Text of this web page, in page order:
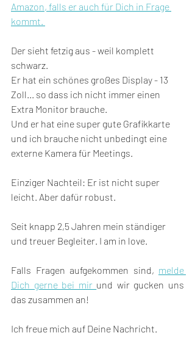
Amazon, falls er auch für Dich in Frage
kommt.
Der sieht fetzig aus - weil komplett
schwarz.
Er hat ein schönes großes Display - 13
Zoll... so dass ich nicht immer einen
Extra Monitor brauche.
Und er hat eine super gute Grafikkarte
und ich brauche nicht unbedingt eine
externe Kamera für Meetings.
Einziger Nachteil: Er ist nicht super
leicht. Aber dafür robust.
Seit knapp 2,5 Jahren mein ständiger
und treuer Begleiter. I am in love.
Falls Fragen aufgekommen sind, melde
Dich gerne bei mir und wir gucken uns
das zusammen an!
Ich freue mich auf Deine Nachricht.